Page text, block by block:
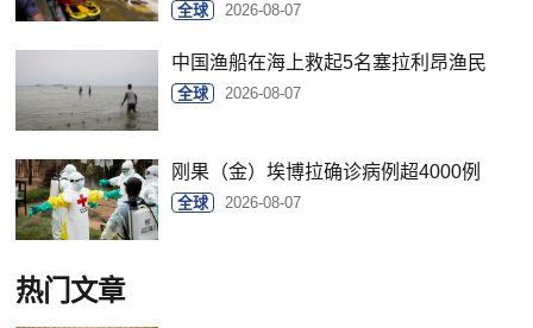
全球 2026-08-07
中国渔船在海上救起5名塞拉利昂渔民
全球 2026-08-07
刚果（金）埃博拉确诊病例超4000例
全球 2026-08-07
热门文章